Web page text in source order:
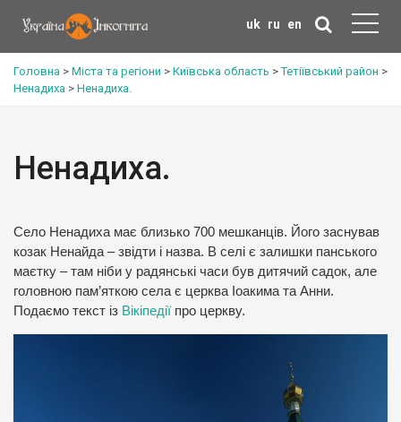
uk ru en
Головна > Міста та регіони > Київська область >Тетіївський район >
Ненадиха > Ненадиха.
Ненадиха.
Село Ненадиха має близько 700 мешканців. Його заснував
козак Ненайда – звідти і назва. В селі є залишки панського
маєтку – там ніби у радянські часи був дитячий садок, але
головною пам’яткою села є церква Іоакима та Анни.
Подаємо текст із Вікіпедії про церкву.